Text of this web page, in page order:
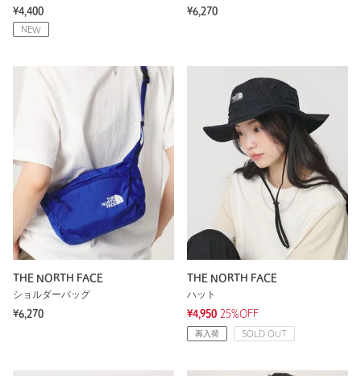
¥4,400
NEW
¥6,270
THE NORTH FACE
ショルダーバッグ
¥6,270
THE NORTH FACE
ハット
¥4,950 25%OFF
再入荷 SOLD OUT